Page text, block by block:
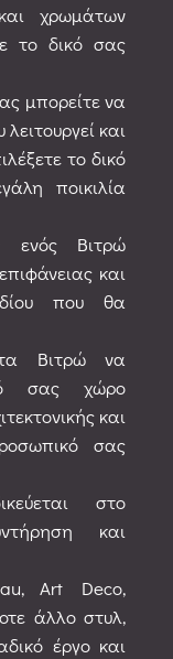
χρωμάτων
το δικό σας
μπορείτε να
και
το δικό
ποικιλία
ενός Βιτρώ
και
που θα
Βιτρώ να
σας χώρο
και
σας
στο
και
Art Deco,
άλλο στυλ,
έργο και